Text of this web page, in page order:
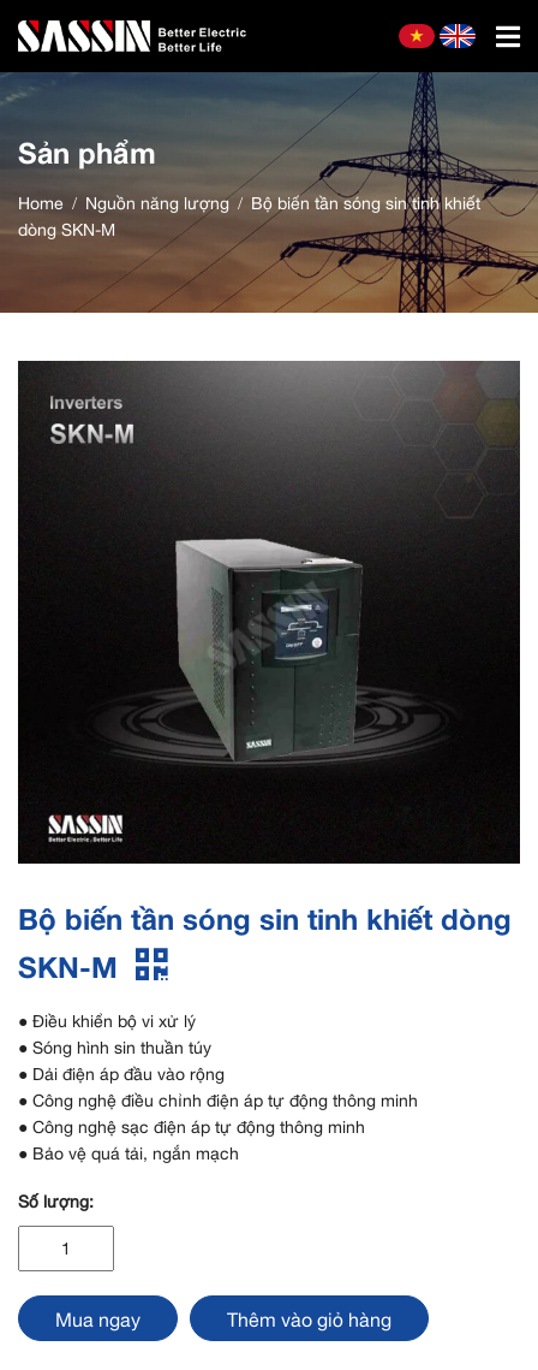
Sản phẩm
Home Nguồn năng lượng
Bộ biến tần sóng sin tinh khiết
dòng SKN-M
Bộ biến tần sóng sin tinh khiết dòng
SKN-M
● Điều khiển bộ vi xử lý
● Sóng hình sin thuần túy
● Dải điện áp đầu vào rộng
● Công nghệ điều chỉnh điện áp tự động thông minh
● Công nghệ sạc điện áp tự động thông minh
● Bảo vệ quá tải, ngắn mạch
Số lượng:
sóng
sin
Mua ngay Thêm vào giỏ hàng